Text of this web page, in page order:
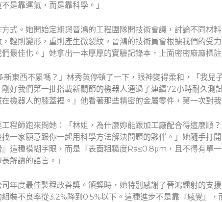
是靠運氣，而是靠科學。」
式。她開始定期與晉鴻的工程團隊開技術會議，討論不同材
輕則變形，重則產生微裂紋。晉鴻的技術員會根據我們的受
最佳化。」她拿出一本厚厚的實驗記錄本，上面密密麻麻標
新東西不累嗎？」林秀英停頓了一下，眼神變得柔和，「我兒
好我們第一批搭載新關節的機器人通過了連續72小時耐久測
機器人的膝蓋裡。』他看著那些精密的金屬零件，第一次對我
程師跑來問她：「林姐，為什麼妳能跟加工廠配合得這麼順
一家願意跟你一起用科學方法解決問題的夥伴。」她隨手打
這種模糊字眼，而是『表面粗糙度Ra≤0.8μm，且不得有單
解讀的語言。」
年度最佳製程改善獎。頒獎時，她特別感謝了晉鴻鐳射的支
裝不良率從3.2%降到0.5%以下。這種進步不是靠『感覺』